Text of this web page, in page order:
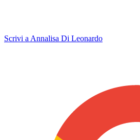
Scrivi a Annalisa Di Leonardo